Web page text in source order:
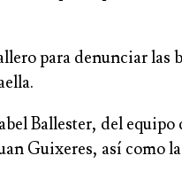
para denunciar las
Ballester, del
Guixeres, así como